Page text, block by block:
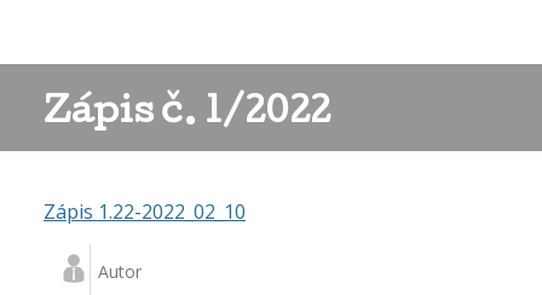
Zápis č. 1/2022
Zápis 1.22-2022_02_10
Autor